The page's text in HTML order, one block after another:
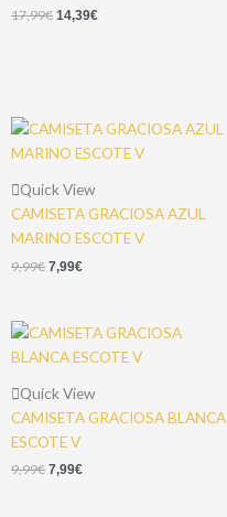
17,99€ 14,39€
Quick View
CAMISETA GRACIOSA AZUL
MARINO ESCOTE V
9,99€ 7,99€
Quick View
CAMISETA GRACIOSA BLANCA
ESCOTE V
9,99€ 7,99€